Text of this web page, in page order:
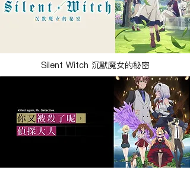
Silent Witch 沉默魔女的秘密